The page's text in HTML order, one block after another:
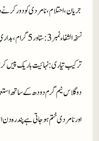
جریان، احتلام، نامردی کو دور کرنے
نسخہ الشفاء نمبر 3 : ستاور 5 گرام، بداری قند 12 گرام
ترکیب تیاری: نہائیت باریک پیس
دو گلاس نیم گرم دودھ کے ساتھ
اور نامردی ختم ہو جاتی ہے پندرہ